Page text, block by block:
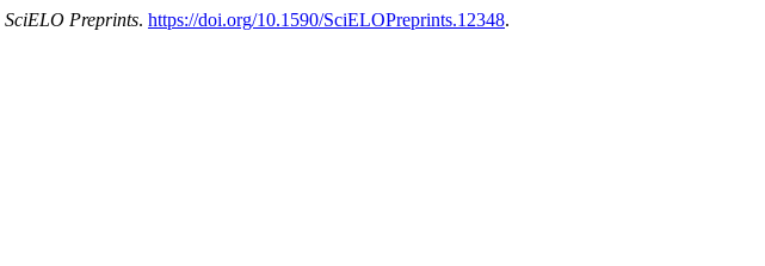
SciELO Preprints. https://doi.org/10.1590/SciELOPreprints.12348.